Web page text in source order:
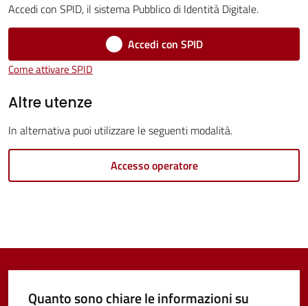
Castel
Guelfo
online
Accedi con SPID, il sistema Pubblico di Identità Digitale.
Accedi con SPID
Come attivare SPID
Altre utenze
In alternativa puoi utilizzare le seguenti modalità.
Accesso operatore
Quanto sono chiare le informazioni su